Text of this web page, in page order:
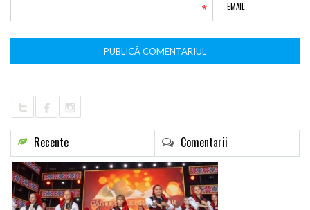
EMAIL
*
Recente Comentarii